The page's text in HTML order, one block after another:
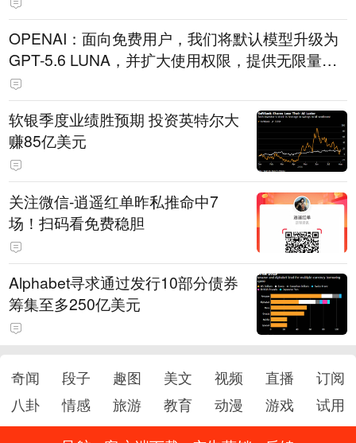
OPENAI：面向免费用户，我们将默认模型升级为
GPT-5.6 LUNA，并扩大使用权限，提供无限量文
本聊天服务。
软银季度业绩胜预期 投资英特尔大
赚85亿美元
关注微信-逍遥红单昨私推命中7
场！扫码看免费稳胆
Alphabet寻求通过发行10部分债券
筹集至多250亿美元
奇闻 段子 趣图 美文 视频 直播
订阅
八卦
情感 旅游 教育 动漫 游戏 试用